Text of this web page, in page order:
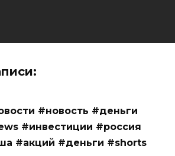
#новость #деньги
#инвестиции #россия
#акций #деньги #shorts